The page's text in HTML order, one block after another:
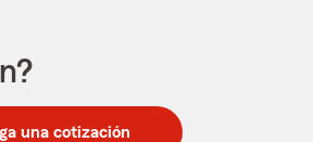
una cotización